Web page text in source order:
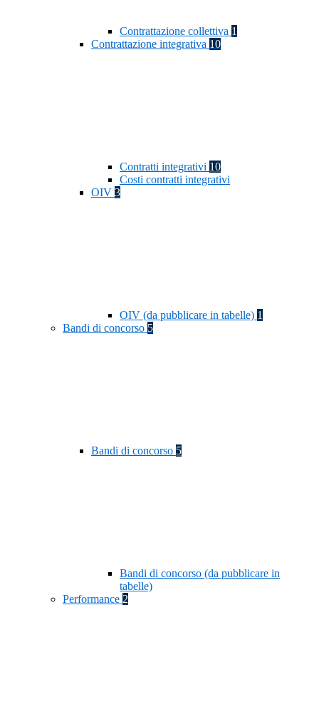
Contrattazione collettiva 1
Contrattazione integrativa 10
Contratti integrativi 10
Costi contratti integrativi
OIV 3
OIV (da pubblicare in tabelle) 1
Bandi di concorso 5
Bandi di concorso 5
Bandi di concorso (da pubblicare in
tabelle)
Performance 2